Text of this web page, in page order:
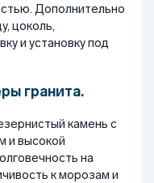
Дополнительно
цоколь,
и установку под
гранита.
камень с
и высокой
на
к морозам и